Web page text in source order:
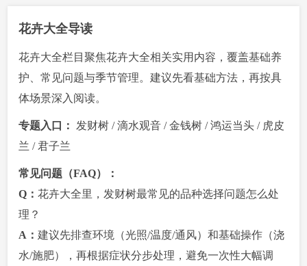
花卉大全导读
花卉大全栏目聚焦花卉大全相关实用内容，覆盖基础养
护、常见问题与季节管理。建议先看基础方法，再按具
体场景深入阅读。
专题入口： 发财树 /滴水观音 /金钱树 /鸿运当头 / 虎皮
兰 /君子兰
常见问题（FAQ）：
Q：花卉大全里，发财树最常见的品种选择问题怎么处
理？
A：建议先排查环境（光照/温度/通风）和基础操作（浇
水/施肥），再根据症状分步处理，避免一次性大幅调